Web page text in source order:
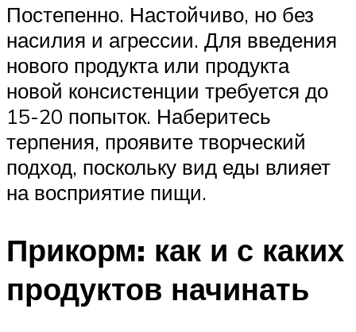
Постепенно. Настойчиво, но без
насилия и агрессии. Для введения
нового продукта или продукта
новой консистенции требуется до
15-20 попыток. Наберитесь
терпения, проявите творческий
подход, поскольку вид еды влияет
на восприятие пищи.
Прикорм: как и с каких
продуктов начинать